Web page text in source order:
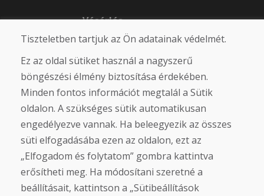
Vásárlás
Eshop
Szállítás
Fizetés
Panasz
Áruk visszaküldése és cseréje
Adatvédelmi irányelvek
Cookies
Közösségi hálózatok
Tiszteletben tartjuk az Ön adatainak védelmét.
Ez az oldal sütiket használ a nagyszerű
böngészési élmény biztosítása érdekében.
Minden fontos információt megtalál a Sütik
oldalon. A szükséges sütik automatikusan
engedélyezve vannak. Ha beleegyezik az összes
süti elfogadásába ezen az oldalon, ezt az
„Elfogadom és folytatom” gombra kattintva
erősítheti meg. Ha módosítani szeretné a
beállításait, kattintson a „Sütibeállítások